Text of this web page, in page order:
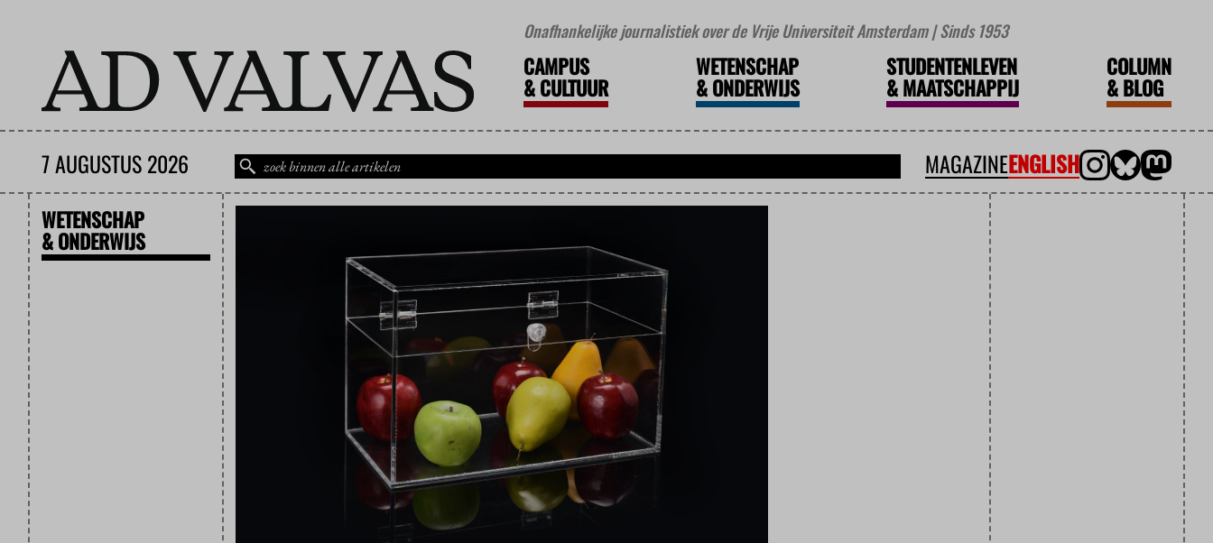
Onafhankelijke journalistiek over de Vrije Universiteit Amsterdam | Sinds 1953
CAMPUS
&CULTUUR
WETENSCHAP
&ONDERWIJS
STUDENTENLEVEN
&MAATSCHAPPIJ
COLUMN
&BLOG
7 AUGUSTUS 2026 MAGAZINEENGLISH
WETENSCHAP
& ONDERWIJS